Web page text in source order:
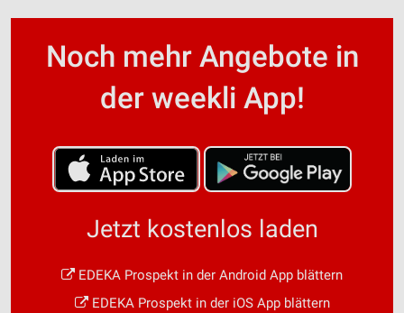
Noch mehr Angebote in
der weekli App!
Jetzt kostenlos laden
EDEKA Prospekt in der Android App blättern
EDEKA Prospekt in der iOS App blättern